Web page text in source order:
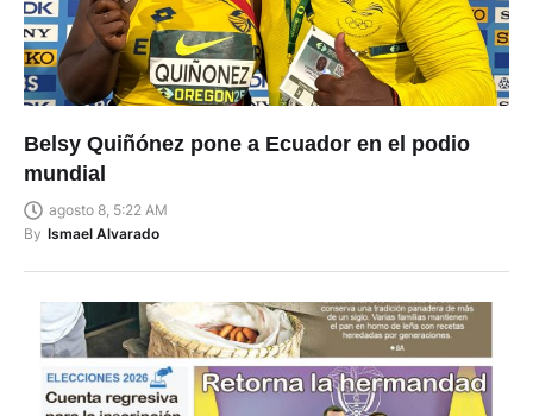
Belsy Quiñónez pone a Ecuador en el podio
mundial
agosto 8, 5:22 AM
By Ismael Alvarado